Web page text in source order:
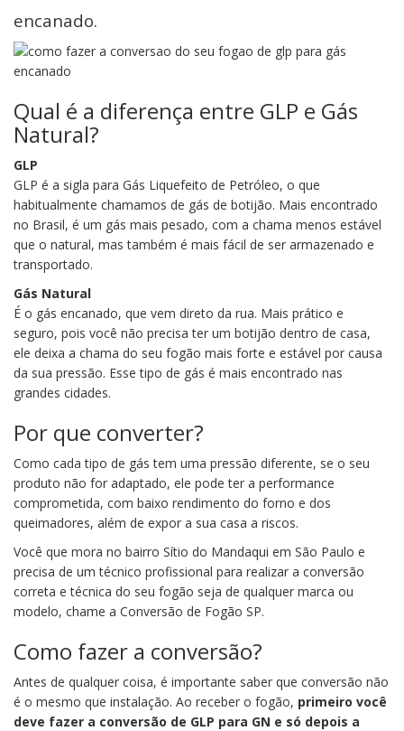
encanado.
Qual é a diferença entre GLP e Gás
Natural?
GLP
GLP é a sigla para Gás Liquefeito de Petróleo, o que
habitualmente chamamos de gás de botijão. Mais encontrado
no Brasil, é um gás mais pesado, com a chama menos estável
que o natural, mas também é mais fácil de ser armazenado e
transportado.
Gás Natural
É o gás encanado, que vem direto da rua. Mais prático e
seguro, pois você não precisa ter um botijão dentro de casa,
ele deixa a chama do seu fogão mais forte e estável por causa
da sua pressão. Esse tipo de gás é mais encontrado nas
grandes cidades.
Por que converter?
Como cada tipo de gás tem uma pressão diferente, se o seu
produto não for adaptado, ele pode ter a performance
comprometida, com baixo rendimento do forno e dos
queimadores, além de expor a sua casa a riscos.
Você que mora no bairro Sítio do Mandaqui em São Paulo e
precisa de um técnico profissional para realizar a conversão
correta e técnica do seu fogão seja de qualquer marca ou
modelo, chame a Conversão de Fogão SP.
Como fazer a conversão?
Antes de qualquer coisa, é importante saber que conversão não
é o mesmo que instalação. Ao receber o fogão, primeiro você
deve fazer a conversão de GLP para GN e só depois a